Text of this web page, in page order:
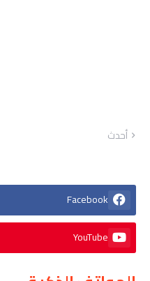
أحدث
Facebook
YouTube